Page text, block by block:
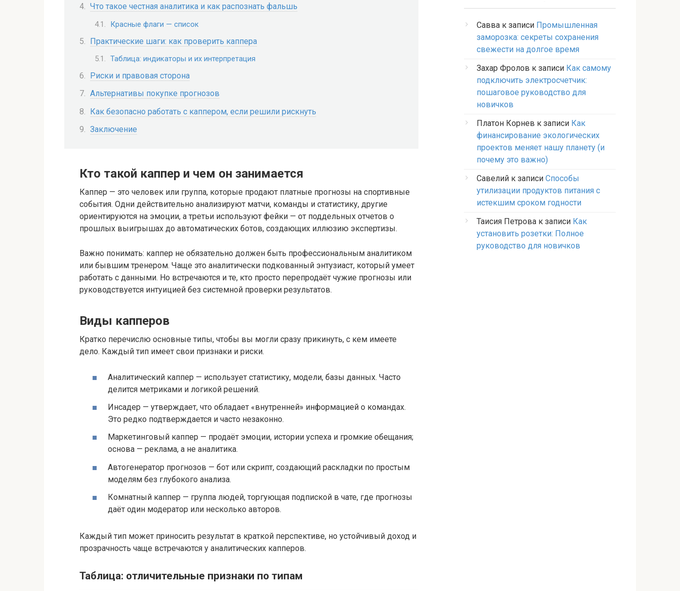
Что такое честная аналитика и как распознать фальшь
Красные флаги — список
Практические шаги: как проверить каппера
Таблица: индикаторы и их интерпретация
Риски и правовая сторона
Альтернативы покупке прогнозов
Как безопасно работать с каппером, если решили рискнуть
Заключение
Кто такой каппер и чем он занимается
Каппер — это человек или группа, которые продают платные прогнозы на спортивные
события. Одни действительно анализируют матчи, команды и статистику, другие
ориентируются на эмоции, а третьи используют фейки — от поддельных отчетов о
прошлых выигрышах до автоматических ботов, создающих иллюзию экспертизы.
Важно понимать: каппер не обязательно должен быть профессиональным аналитиком
или бывшим тренером. Чаще это аналитически подкованный энтузиаст, который умеет
работать с данными. Но встречаются и те, кто просто перепродаёт чужие прогнозы или
руководствуется интуицией без системной проверки результатов.
Виды капперов
Кратко перечислю основные типы, чтобы вы могли сразу прикинуть, с кем имеете
дело. Каждый тип имеет свои признаки и риски.
Аналитический каппер — использует статистику, модели, базы данных. Часто
делится метриками и логикой решений.
Инсадер — утверждает, что обладает «внутренней» информацией о командах.
Это редко подтверждается и часто незаконно.
Маркетинговый каппер — продаёт эмоции, истории успеха и громкие обещания;
основа — реклама, а не аналитика.
Автогенератор прогнозов — бот или скрипт, создающий раскладки по простым
моделям без глубокого анализа.
Комнатный каппер — группа людей, торгующая подпиской в чате, где прогнозы
даёт один модератор или несколько авторов.
Каждый тип может приносить результат в краткой перспективе, но устойчивый доход и
прозрачность чаще встречаются у аналитических капперов.
Таблица: отличительные признаки по типам
Савва к записи Промышленная
заморозка: секреты сохранения
свежести на долгое время
Захар Фролов к записи Как самому
подключить электросчетчик:
пошаговое руководство для
новичков
Платон Корнев к записи Как
финансирование экологических
проектов меняет нашу планету (и
почему это важно)
Савелий к записи Способы
утилизации продуктов питания с
истекшим сроком годности
Таисия Петрова к записи Как
установить розетки: Полное
руководство для новичков